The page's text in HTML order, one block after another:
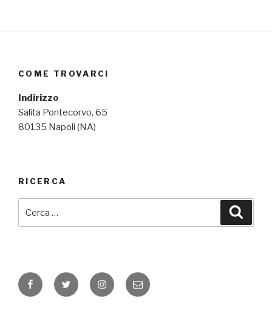
COME TROVARCI
Indirizzo
Salita Pontecorvo, 65
80135 Napoli (NA)
RICERCA
FacebookTwitter InstagramEmail